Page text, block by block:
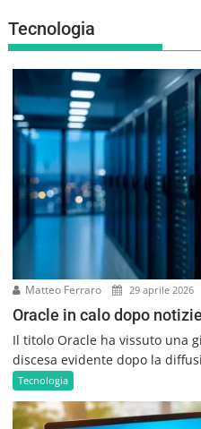
Tecnologia
Matteo Ferraro 29 aprile 2026
Oracle in calo dopo
Il titolo Oracle ha vissuto una
discesa evidente dopo la
Tecnologia